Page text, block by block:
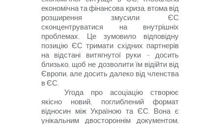
економічна та фінансова криза, втома від
розширення змусили ЄС
сконцентруватися на внутрішніх
проблемах. Це зумовило відповідну
позицію ЄС тримати східних партнерів
на відстані витягнутої руки –
досить
близько, щоб не дозво­лити їм відійти від
Європи, але досить далеко від членства
в ЄС.
Угода про асоціацію створює
якісно новий, поглиблений формат
відносин між Україною та ЄС. Вона є
унікальним двостороннім документом,